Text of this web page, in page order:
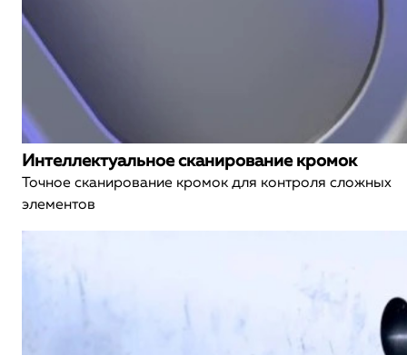
Интеллектуальное сканирование кромок
Точное сканирование кромок для контроля сложных
элементов